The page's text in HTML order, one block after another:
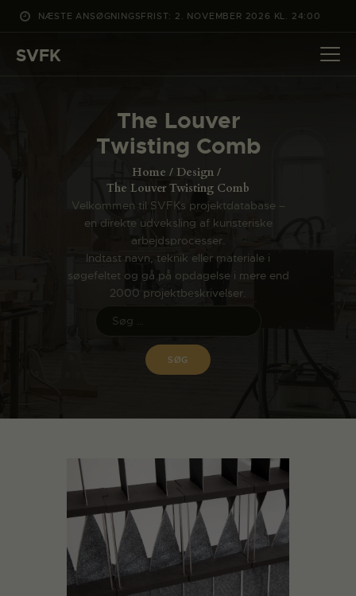
NÆSTE ANSØGNINGSFRIST: 2. NOVEMBER 2026 KL. 24:00
SVFK
The Louver
Twisting Comb
Home
Design
The Louver Twisting Comb
Velkommen til SVFKs projektdatabase –
en direkte udveksling af kunsteriske
arbejdsprocesser.
Indtast navn, teknik eller materiale i
søgefeltet og gå på opdagelse i mere end
2000 projektbeskrivelser.
DET SKER
PROJEKTER
ANSØG
OM SVFK
ENGLISH